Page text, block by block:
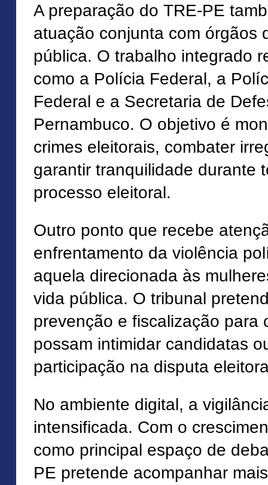
A preparação do TRE-PE
atuação conjunta com órgãos
pública. O trabalho integrado
como a Polícia Federal, a
Federal e a Secretaria de
Pernambuco. O objetivo é
crimes eleitorais, combater
garantir tranquilidade durante
processo eleitoral.
Outro ponto que recebe
enfrentamento da violência
aquela direcionada às
vida pública. O tribunal
prevenção e fiscalização para
possam intimidar candidatas
participação na disputa
No ambiente digital, a
intensificada. Com o
como principal espaço de
PE pretende acompanhar